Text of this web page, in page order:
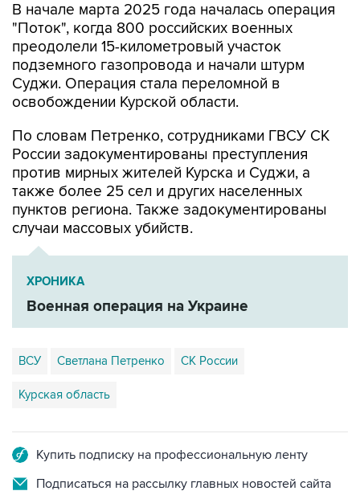
В начале марта 2025 года началась операция
"Поток", когда 800 российских военных
преодолели 15-километровый участок
подземного газопровода и начали штурм
Суджи. Операция стала переломной в
освобождении Курской области.
По словам Петренко, сотрудниками ГВСУ СК
России задокументированы преступления
против мирных жителей Курска и Суджи, а
также более 25 сел и других населенных
пунктов региона. Также задокументированы
случаи массовых убийств.
ХРОНИКА
Военная операция на Украине
ВСУ Светлана Петренко СК России
Курская область
Купить подписку на профессиональную ленту
Подписаться на рассылку главных новостей сайта